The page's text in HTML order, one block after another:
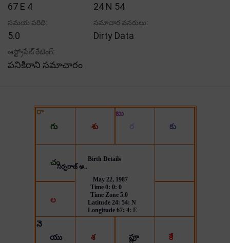
67 E 4 24 N 54
సమయ పరిధి:
5.0
సమాచార వనరులు:
Dirty Data
ఆస్ట్రోసేజ్ రేటింగ్:
పనికిరాని సమాచారం